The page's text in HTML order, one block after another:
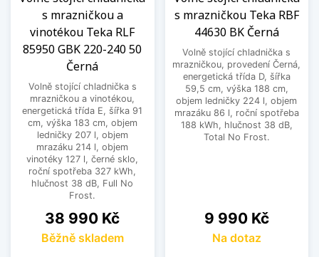
s mrazničkou a
vinotékou Teka RLF
85950 GBK 220-240 50
Černá
Volně stojící chladnička s
mrazničkou a vinotékou,
energetická třída E, šířka 91
cm, výška 183 cm, objem
ledničky 207 l, objem
mrazáku 214 l, objem
vinotéky 127 l, černé sklo,
roční spotřeba 327 kWh,
hlučnost 38 dB, Full No
Frost.
Cena
38 990 Kč
Běžně skladem
s mrazničkou Teka RBF
44630 BK Černá
Volně stojící chladnička s
mrazničkou, provedení Černá,
energetická třída D, šířka
59,5 cm, výška 188 cm,
objem ledničky 224 l, objem
mrazáku 86 l, roční spotřeba
188 kWh, hlučnost 38 dB,
Total No Frost.
Cena
9 990 Kč
Na dotaz